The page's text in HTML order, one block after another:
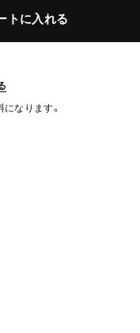
トに入れる
なります。